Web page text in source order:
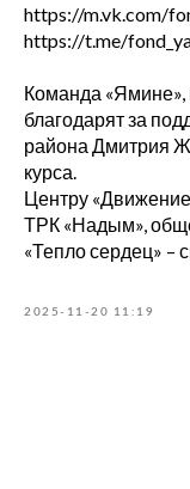
https://m.vk.com/
https://t.me/
Команда «Ямине»,
благодарят за
района Дмитрия
курса.
Центру «Движение
ТРК «Надым»,
«Тепло сердец» –
2025-11-20 11:19